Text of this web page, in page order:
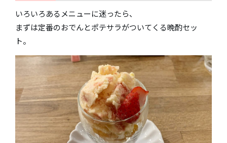
いろいろあるメニューに迷ったら、
まずは定番のおでんとポテサラがついてくる晩酌セッ
ト。